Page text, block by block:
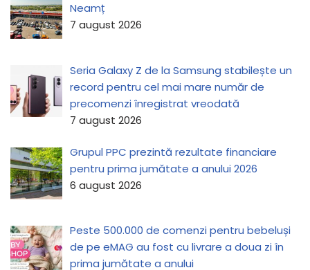
Neamț
7 august 2026
Seria Galaxy Z de la Samsung stabilește un
record pentru cel mai mare număr de
precomenzi înregistrat vreodată
7 august 2026
Grupul PPC prezintă rezultate financiare
pentru prima jumătate a anului 2026
6 august 2026
Peste 500.000 de comenzi pentru bebeluși
de pe eMAG au fost cu livrare a doua zi în
prima jumătate a anului